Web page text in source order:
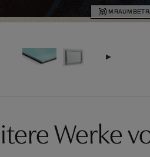
IM RAUM
Werke